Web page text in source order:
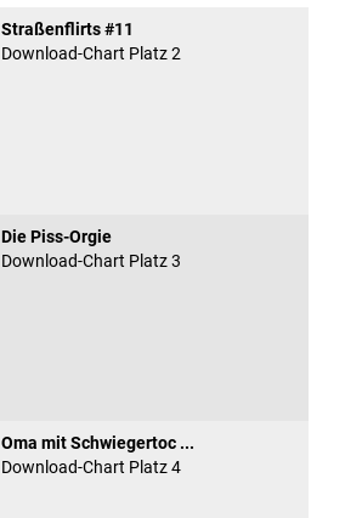
Straßenflirts #11
Download-Chart Platz 2
Die Piss-Orgie
Download-Chart Platz 3
Oma mit Schwiegertoc ...
Download-Chart Platz 4